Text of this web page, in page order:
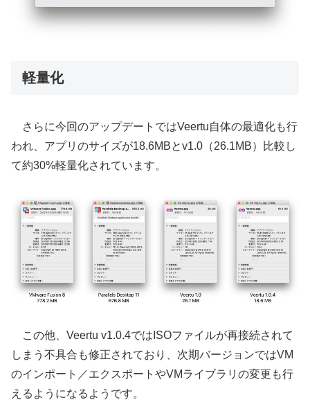
軽量化
さらに今回のアップデートではVeertu自体の最適化も行
われ、アプリのサイズが18.6MBとv1.0（26.1MB）比較し
て約30%軽量化されています。
この他、Veertu v1.0.4ではISOファイルが再接続されて
しまう不具合も修正されており、次期バージョンではVM
のインポート／エクスポートやVMライブラリの変更も行
えるようになるようです。